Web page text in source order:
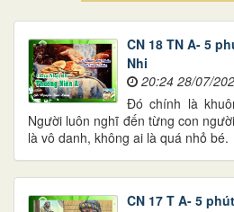
CN 18 TN A- 5
Nhi
20:24 28/07/
Đó chính là
Người luôn nghĩ đến từng con
là vô danh, không ai là quá nhỏ bé.
CN 17 T A- 5